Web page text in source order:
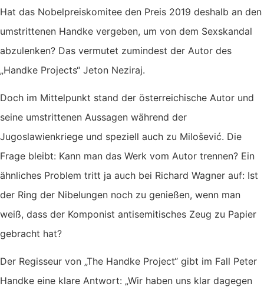
Hat das Nobelpreiskomitee den Preis 2019 deshalb an den
umstrittenen Handke vergeben, um von dem Sexskandal
abzulenken? Das vermutet zumindest der Autor des
„Handke Projects“ Jeton Neziraj.
Doch im Mittelpunkt stand der österreichische Autor und
seine umstrittenen Aussagen während der
Jugoslawienkriege und speziell auch zu Milošević. Die
Frage bleibt: Kann man das Werk vom Autor trennen? Ein
ähnliches Problem tritt ja auch bei Richard Wagner auf: Ist
der Ring der Nibelungen noch zu genießen, wenn man
weiß, dass der Komponist antisemitisches Zeug zu Papier
gebracht hat?
Der Regisseur von „The Handke Project“ gibt im Fall Peter
Handke eine klare Antwort: „Wir haben uns klar dagegen